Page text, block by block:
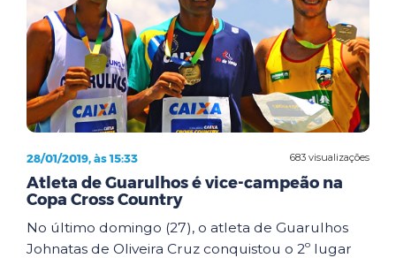
683 visualizações
28/01/2019, às 15:33
Atleta de Guarulhos é vice-campeão na
Copa Cross Country
No último domingo (27), o atleta de Guarulhos
Johnatas de Oliveira Cruz conquistou o 2º lugar